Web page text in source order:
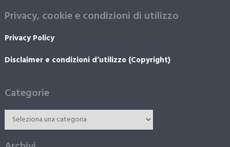
Privacy, cookie e condizioni di utilizzo
Privacy Policy
Disclaimer e condizioni d’utilizzo (Copyright)
Categorie